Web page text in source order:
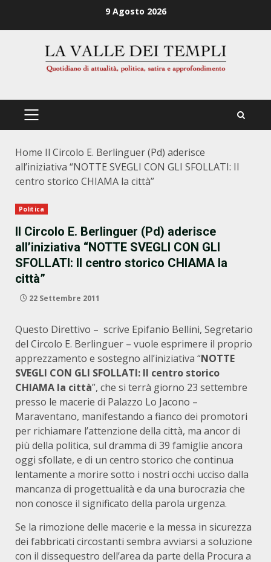
9 Agosto 2026
PRIMÄRES
Home Il Circolo E. Berlinguer (Pd) aderisce
all’iniziativa “NOTTE SVEGLI CON GLI SFOLLATI: Il
centro storico CHIAMA la città”
Politica
Il Circolo E. Berlinguer (Pd) aderisce
all’iniziativa “NOTTE SVEGLI CON GLI
SFOLLATI: Il centro storico CHIAMA la
città”
22 Settembre 2011
Questo Direttivo – scrive Epifanio Bellini, Segretario
del Circolo E. Berlinguer – vuole esprimere il proprio
apprezzamento e sostegno all’iniziativa “NOTTE
SVEGLI CON GLI SFOLLATI: Il centro storico
CHIAMA la città”, che si terrà giorno 23 settembre
presso le macerie di Palazzo Lo Jacono –
Maraventano, manifestando a fianco dei promotori
per richiamare l’attenzione della città, ma ancor di
più della politica, sul dramma di 39 famiglie ancora
oggi sfollate, e di un centro storico che continua
lentamente a morire sotto i nostri occhi ucciso dalla
mancanza di progettualità e da una burocrazia che
non conosce il significato della parola urgenza.
Se la rimozione delle macerie e la messa in sicurezza
dei fabbricati circostanti sembra avviarsi a soluzione
con il dissequestro dell’area da parte della Procura a